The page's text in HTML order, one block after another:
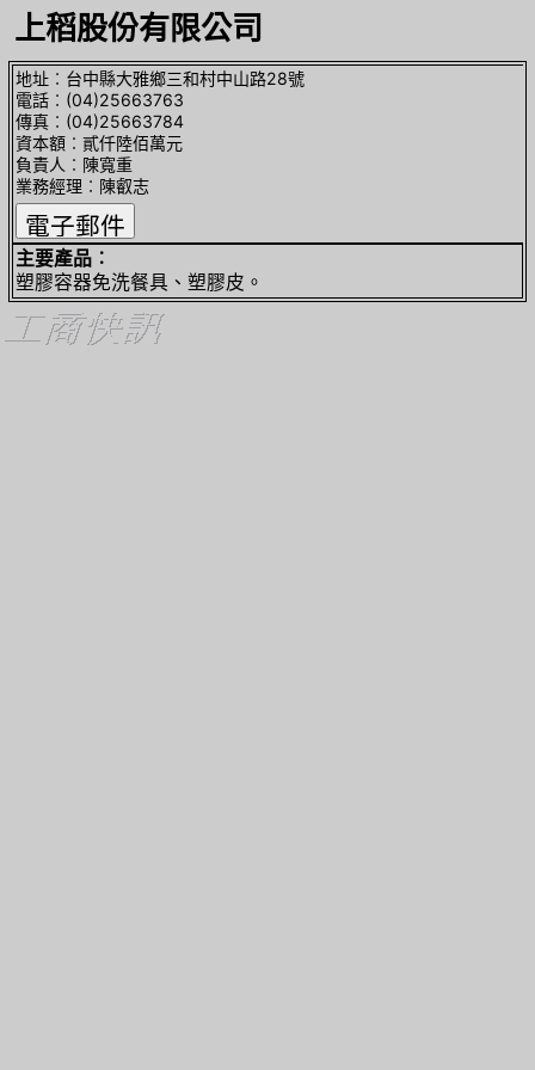
上稻股份有限公司
地址︰台中縣大雅鄉三和村中山路28號
電話︰(04)25663763
傳真︰(04)25663784
資本額︰貳仟陸佰萬元
負責人︰陳寬重
業務經理︰陳叡志
主要產品︰
塑膠容器免洗餐具、塑膠皮。